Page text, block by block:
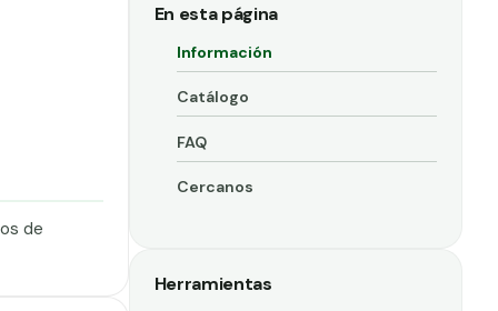
de
En esta página
Información
Catálogo
FAQ
Cercanos
Herramientas